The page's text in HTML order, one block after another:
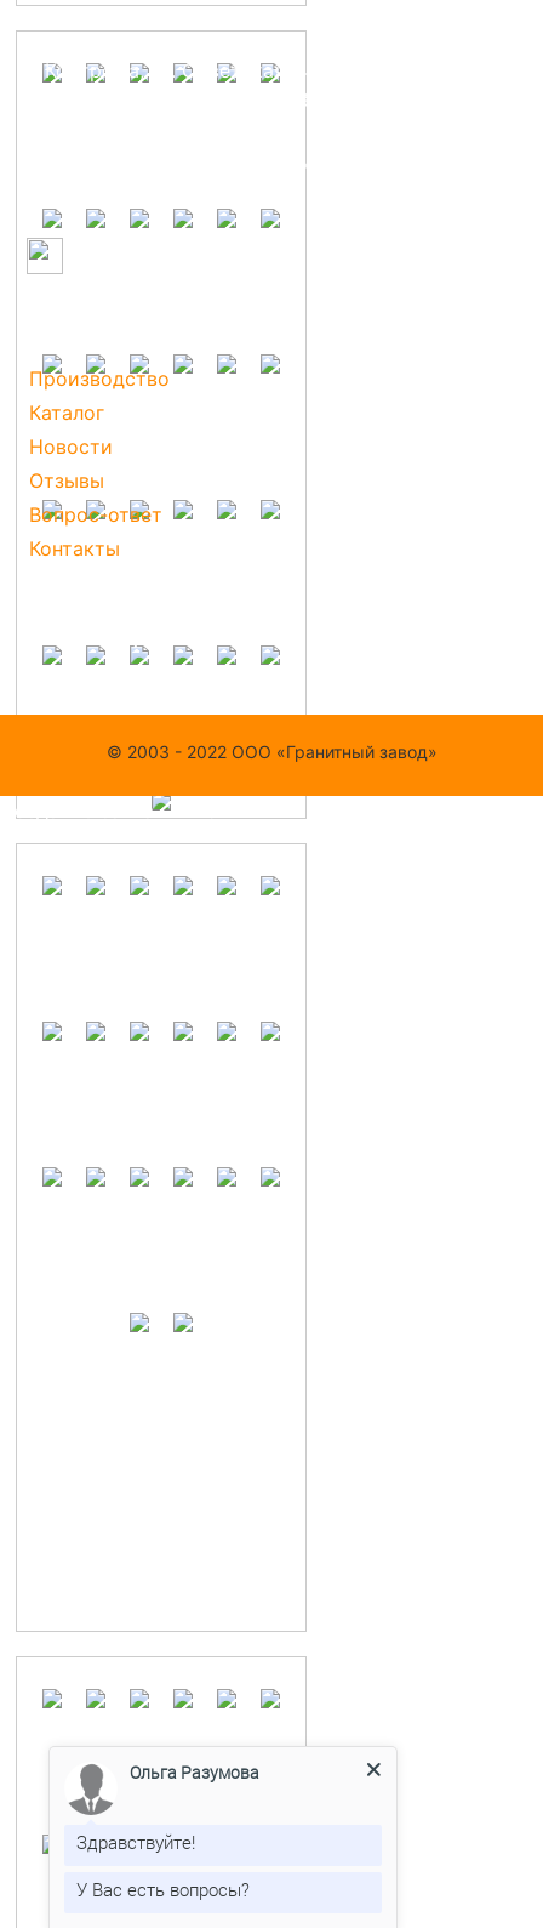
г. Кострома, ул. Советская, 42а
+7 (4942) 543-333, +7 930 383-07-56
Сб с 9.00 до 15.00, Вс - выходной
Производство
Каталог
Новости
Отзывы
Вопрос-ответ
Контакты
© 2003 - 2022 ООО «Гранитный завод»
Создание сайта - "ПАУТИНА"
Ольга Разумова
Здравствуйте!
У Вас есть вопросы?